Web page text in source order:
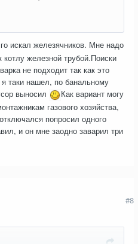
искал железячников. Мне надо
котлу железной трубой.Поиски
не подходит так как это
таки нашел, по банальному
выносил
Как вариант могу
газового хозяйства,
попросил одного
и он мне заодно заварил три
#8